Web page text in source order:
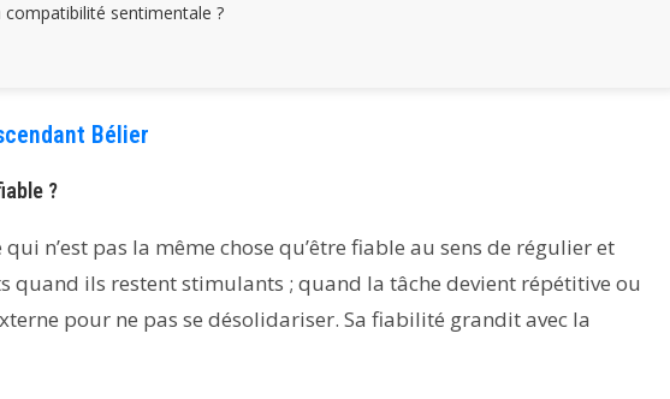
compatibilité sentimentale ?
Bélier
?
n’est pas la même chose qu’être fiable au sens de régulier et
quand ils restent stimulants ; quand la tâche devient répétitive ou
pour ne pas se désolidariser. Sa fiabilité grandit avec la